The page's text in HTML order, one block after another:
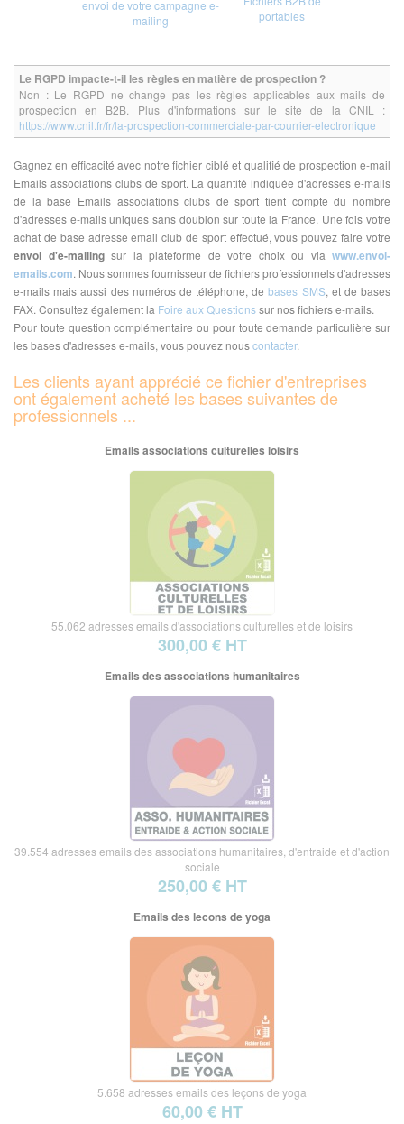
envoi de votre campagne e-
mailing
portables
Le RGPD impacte-t-il les règles en matière de prospection ?
Non : Le RGPD ne change pas les règles applicables aux mails de
prospection en B2B. Plus d'informations sur le site de la CNIL :
https://www.cnil.fr/fr/la-prospection-commerciale-par-courrier-electronique
Gagnez en efficacité avec notre fichier ciblé et qualifié de prospection e-mail
Emails associations clubs de sport. La quantité indiquée d'adresses e-mails
de la base Emails associations clubs de sport tient compte du nombre
d'adresses e-mails uniques sans doublon sur toute la France. Une fois votre
achat de base adresse email club de sport effectué, vous pouvez faire votre
envoi d'e-mailingsur la plateforme de votre choix ou via www.envoi-
emails.com. Nous sommes fournisseur de fichiers professionnels d'adresses
e-mails mais aussi des numéros de téléphone, debases SMS, et de bases
FAX. Consultez également la Foire aux Questionssur nos fichiers e-mails.
Pour toute question complémentaire ou pour toute demande particulière sur
les bases d'adresses e-mails, vous pouvez nouscontacter.
Les clients ayant apprécié ce fichier d'entreprises
ont également acheté les bases suivantes de
professionnels ...
Emails associations culturelles loisirs
55.062 adresses emails d'associations culturelles et de loisirs
300,00 € HT
Emails des associations humanitaires
39.554 adresses emails des associations humanitaires, d'entraide et d'action
sociale
250,00 € HT
Emails des lecons de yoga
5.658 adresses emails des leçons de yoga
60,00 € HT